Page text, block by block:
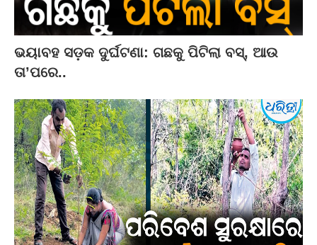
ଭୟାବହ ସଡ଼କ ଦୁର୍ଘଟଣା: ଗଛକୁ ପିଟିଲା ବସ୍‌, ଆଉ
ତା’ପରେ..